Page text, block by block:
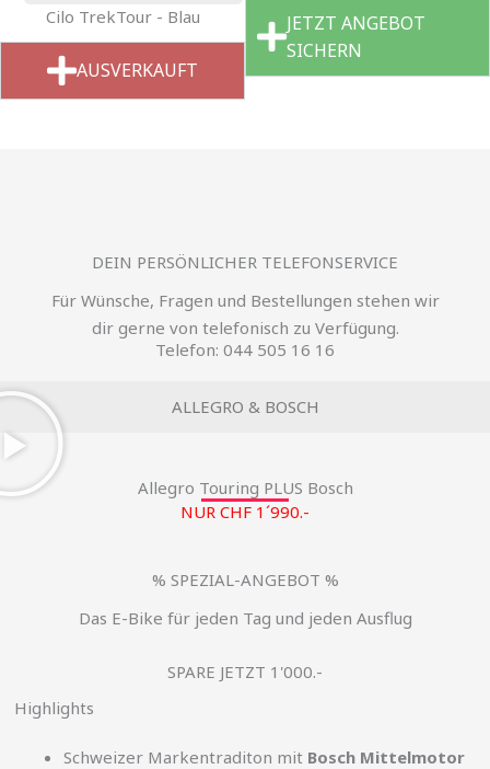
Cilo TrekTour - Blau
AUSVERKAUFT
JETZT ANGEBOT
SICHERN
DEIN PERSÖNLICHER TELEFONSERVICE
Für Wünsche, Fragen und Bestellungen stehen wir
dir gerne von telefonisch zu Verfügung.
Telefon: 044 505 16 16
ALLEGRO & BOSCH
Allegro Touring PLUS Bosch
NUR CHF 1´990.-
% SPEZIAL-ANGEBOT %
Das E-Bike für jeden Tag und jeden Ausflug
SPARE JETZT 1'000.-
Highlights
Schweizer Markentraditon mit Bosch Mittelmotor